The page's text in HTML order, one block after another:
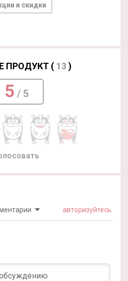
и скидки
ПРОДУКТ ( 13)
5 / 5
авторизуйтесь